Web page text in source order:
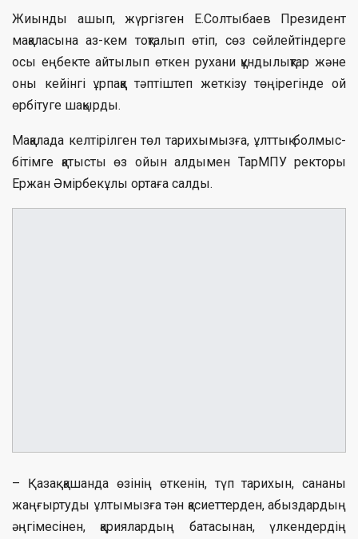
Жиынды ашып, жүргізген Е.Солтыбаев Президент
мақаласына аз-кем тоқталып өтіп, сөз сөйлейтіндерге
осы еңбекте айтылып өткен рухани құндылықтар және
оны кейінгі ұрпаққа тәптіштеп жеткізу төңірегінде ой
өрбітуге шақырды.
Мақалада келтірілген төл тарихымызға, ұлттық болмыс-
бітімге қатысты өз ойын алдымен ТарМПУ ректоры
Ержан Әмірбекұлы ортаға салды.
– Қазақ қашанда өзінің өткенін, түп тарихын, сананы
жаңғыртуды ұлтымызға тән қасиеттерден, абыздардың
әңгімесінен, қариялардың батасынан, үлкендердің